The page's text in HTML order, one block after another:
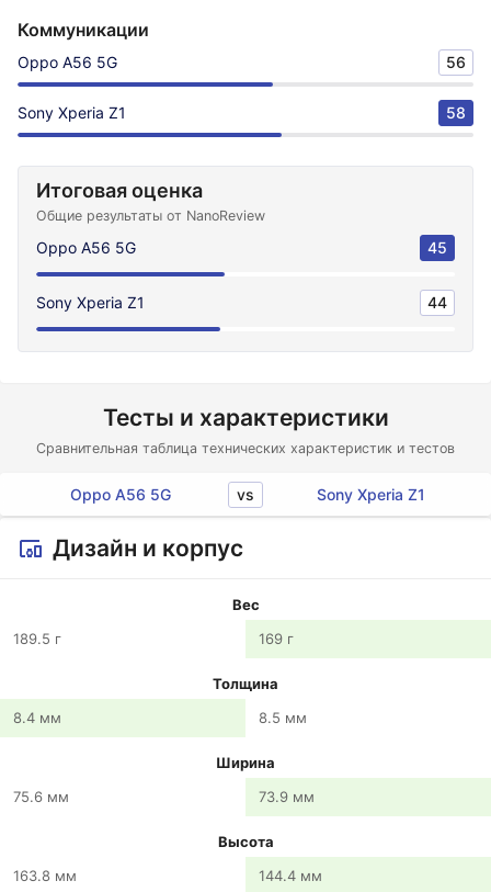
Коммуникации
Oppo A56 5G 56
Sony Xperia Z1 58
Итоговая оценка
Общие результаты от NanoReview
Oppo A56 5G 45
Sony Xperia Z1 44
Тесты и характеристики
Сравнительная таблица технических характеристик и тестов
Oppo A56 5G vs Sony Xperia Z1
Дизайн и корпус
Вес
189.5 г
169 г
Толщина
8.4 мм
8.5 мм
Ширина
75.6 мм
73.9 мм
Высота
163.8 мм
144.4 мм